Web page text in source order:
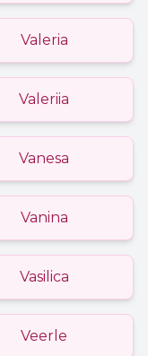
Valeria
Valeriia
Vanesa
Vanina
Vasilica
Veerle